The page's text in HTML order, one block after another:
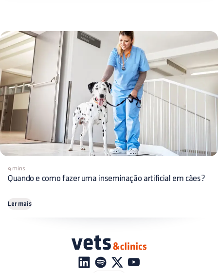
9 mins
Quando e como fazer uma inseminação artificial em cães?
Ler mais